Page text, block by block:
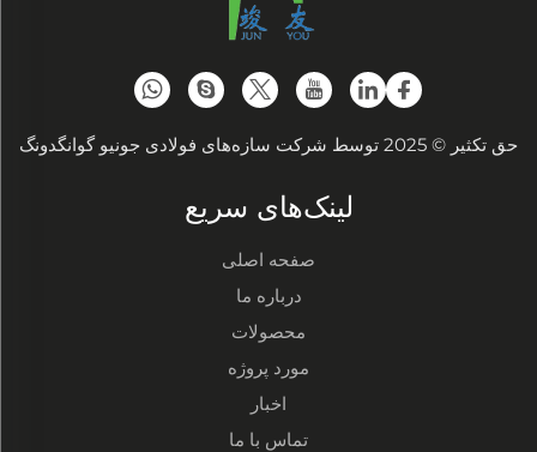
حق تکثیر © 2025 توسط شرکت سازه‌های فولادی جونیو گوانگدونگ
لینک‌های سریع
صفحه اصلی
درباره ما
محصولات
مورد پروژه
اخبار
تماس با ما